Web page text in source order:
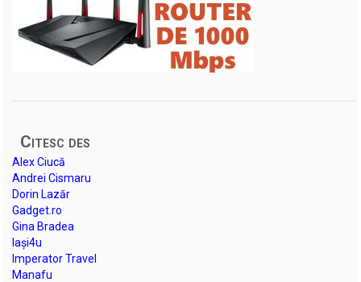
Citesc des
Alex Ciucă
Andrei Cismaru
Dorin Lazăr
Gadget.ro
Gina Bradea
Iași4u
Imperator Travel
Manafu